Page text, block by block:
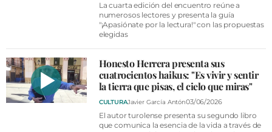
La cuarta edición del encuentro reúne a
numerosos lectores y presenta la guía
"¡Apasiónate por la lectura!" con las propuestas
elegidas
Honesto Herrera presenta sus
cuatrocientos haikus: "Es vivir y sentir
la tierra que pisas, el cielo que miras"
CULTURAJavier García Antón03/06/2026
El autor turolense presenta su segundo libro
que comunica la esencia de la vida a través de